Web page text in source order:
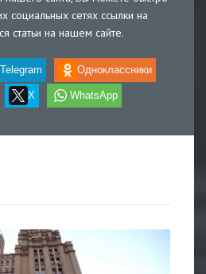
социальных сетях ссылки на
статьи на нашем сайте.
Telegram Одноклассники
X WhatsApp